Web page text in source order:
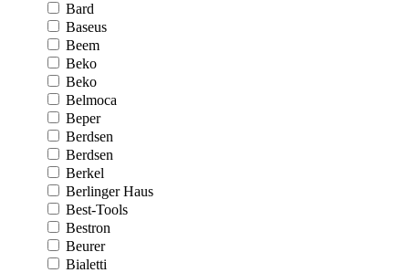
Bard
Baseus
Beem
Beko
Beko
Belmoca
Beper
Berdsen
Berdsen
Berkel
Berlinger Haus
Best-Tools
Bestron
Beurer
Bialetti